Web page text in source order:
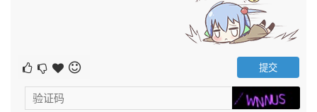
根据提示完成身份验证和额度申请。一旦获得额度，你就可
等。日常养护：像养花一样，你的分付额度也需要“养护”。